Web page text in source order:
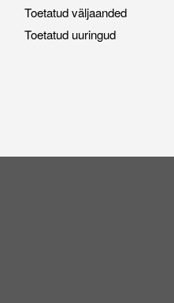
Toetatud väljaanded
Toetatud uuringud